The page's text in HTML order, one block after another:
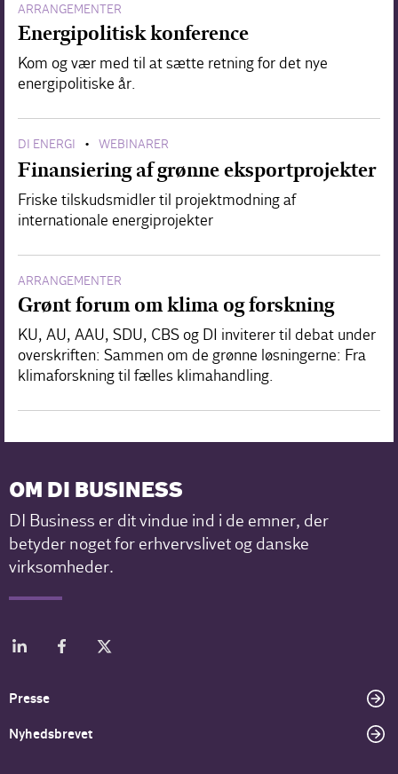
ARRANGEMENTER
Energipolitisk konference
Kom og vær med til at sætte retning for det nye
energipolitiske år.
DI ENERGI • WEBINARER
Finansiering af grønne eksportprojekter
Friske tilskudsmidler til projektmodning af
internationale energiprojekter
ARRANGEMENTER
Grønt forum om klima og forskning
KU, AU, AAU, SDU, CBS og DI inviterer til debat under
overskriften: Sammen om de grønne løsningerne: Fra
klimaforskning til fælles klimahandling.
OM DI BUSINESS
DI Business er dit vindue ind i de emner, der
betyder noget for erhvervslivet og danske
virksomheder.
Presse
Nyhedsbrevet